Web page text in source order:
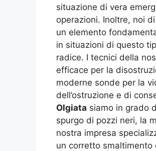
situazione di vera
operazioni. Inoltre, noi di
un elemento
in situazioni di questo
radice. I tecnici della
efficace per la
moderne sonde per la
dell’ostruzione e di
Olgiata siamo in grado
spurgo di pozzi neri, la
nostra impresa
un corretto smaltimento